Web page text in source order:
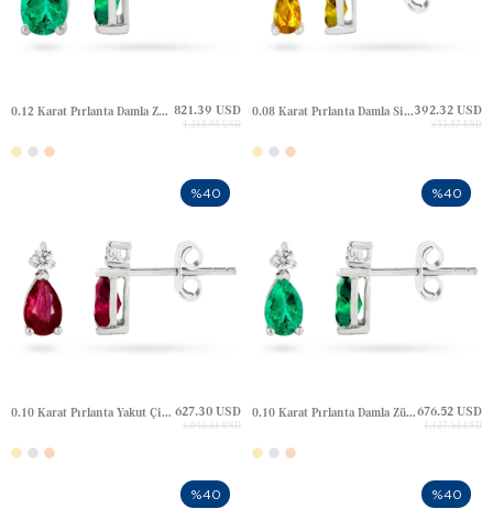
0.12 Karat Pırlanta Damla Zümrüt Çivili Altın Küpe 821.39 USD
1,368.98 USD
0.08 Karat Pırlanta Damla Sitrin Çivili Altın Küpe392.32 USD
653.87 USD
0.10 Karat Pırlanta Yakut Çivili Altın Küpe 627.30 USD
1,045.51 USD
%40
0.10 Karat Pırlanta Damla Zümrüt Çivili Altın Küpe676.52 USD
1,127.53 USD
%40
%40 %40